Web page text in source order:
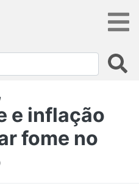
e inflação
fome no